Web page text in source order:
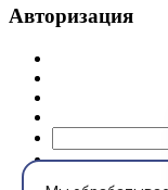
Авторизация